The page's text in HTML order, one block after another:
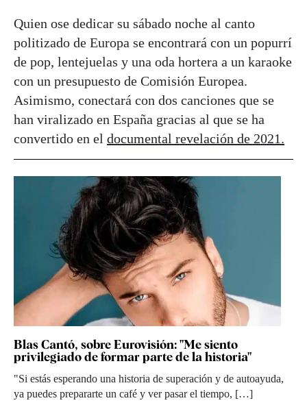
Quien ose dedicar su sábado noche al canto
politizado de Europa se encontrará con un popurrí
de pop, lentejuelas y una oda hortera a un karaoke
con un presupuesto de Comisión Europea.
Asimismo, conectará con dos canciones que se
han viralizado en España gracias al que se ha
convertido en el documental revelación de 2021.
Blas Cantó, sobre Eurovisión: "Me siento
privilegiado de formar parte de la historia"
"Si estás esperando una historia de superación y de autoayuda,
ya puedes prepararte un café y ver pasar el tiempo, […]